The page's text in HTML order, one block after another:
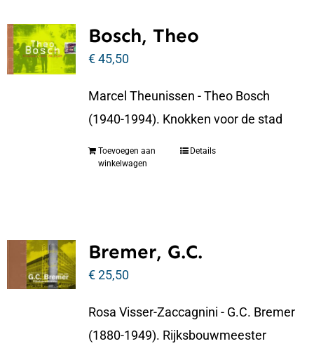
Bosch, Theo
€45,50
Marcel Theunissen - Theo Bosch
(1940-1994). Knokken voor de stad
Toevoegen aan
winkelwagen
Details
Bremer, G.C.
€25,50
Rosa Visser-Zaccagnini - G.C. Bremer
(1880-1949). Rijksbouwmeester